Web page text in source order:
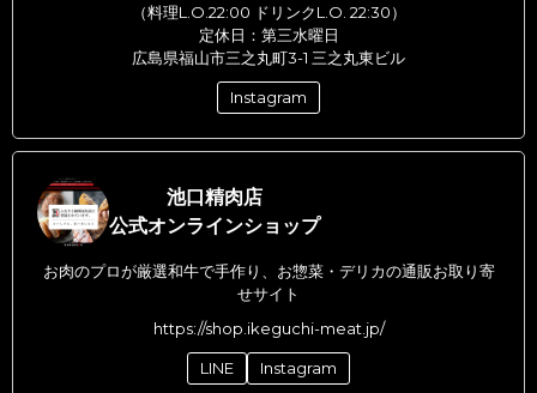
（料理L.O.22:00 ドリンクL.O. 22:30）
定休日：第三水曜日
広島県福山市三之丸町3-1 三之丸東ビル
Instagram
池口精肉店
公式オンラインショップ
お肉のプロが厳選和牛で手作り、お惣菜・デリカの通販お取り寄
せサイト
https://shop.ikeguchi-meat.jp/
LINE Instagram